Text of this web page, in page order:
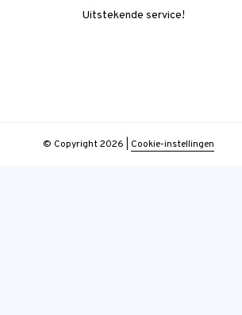
Uitstekende service!
© Copyright 2026 Cookie-instellingen